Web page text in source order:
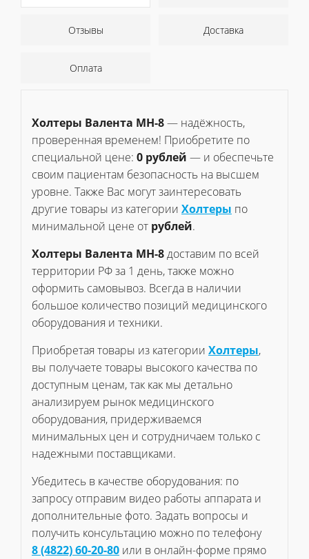
Отзывы Доставка
Оплата
Холтеры Валента МН-8— надёжность,
проверенная временем! Приобретите по
специальной цене: 0 рублей — и обеспечьте
своим пациентам безопасность на высшем
уровне. Также Вас могут заинтересовать
другие товары из категории Холтеры по
минимальной цене от рублей.
Холтеры Валента МН-8доставим по всей
территории РФ за 1 день, также можно
оформить самовывоз. Всегда в наличии
большое количество позиций медицинского
оборудования и техники.
Приобретая товары из категории Холтеры,
вы получаете товары высокого качества по
доступным ценам, так как мы детально
анализируем рынок медицинского
оборудования, придерживаемся
минимальных цен и сотрудничаем только с
надежными поставщиками.
Убедитесь в качестве оборудования: по
запросу отправим видео работы аппарата и
дополнительные фото. Задать вопросы и
получить консультацию можно по телефону
8 (4822) 60-20-80 или в онлайн-форме прямо